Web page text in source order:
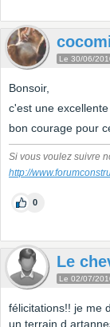
Le 30/06/
Bonsoir,
c'est une
bon courage pour
Si vous voulez suivre
http://
0
Le
Le 02/07/
félicitations!! je me
un terrain d